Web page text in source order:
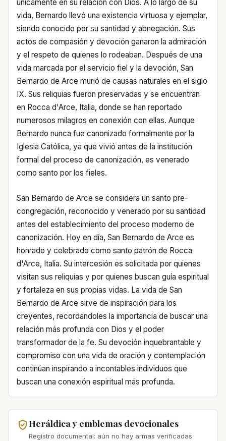
únicamente en su relación con Dios. A lo largo de su
vida, Bernardo llevó una existencia virtuosa y ejemplar,
siendo conocido por su santidad y abnegación. Sus
actos de compasión y devoción ganaron la admiración
y el respeto de quienes lo rodeaban. Después de una
vida marcada por el servicio fiel y la devoción, San
Bernardo de Arce murió de causas naturales en el siglo
IX. Sus reliquias fueron preservadas y se encuentran
en Rocca d'Arce, Italia, donde se han reportado
numerosos milagros en conexión con ellas. Aunque
Bernardo nunca fue canonizado formalmente por la
Iglesia Católica, ya que vivió antes de la institución
formal del proceso de canonización, es venerado
como santo por los fieles.
San Bernardo de Arce se considera un santo pre-
congregación, reconocido y venerado por su santidad
antes del establecimiento del proceso moderno de
canonización. Hoy en día, San Bernardo de Arce es
honrado y celebrado como santo patrón de Rocca
d'Arce, Italia. Su intercesión es solicitada por quienes
visitan sus reliquias y por quienes buscan guía espiritual
y fortaleza en sus propias vidas. La vida de San
Bernardo de Arce sirve de inspiración para los
creyentes, recordándoles la importancia de buscar una
relación más profunda con Dios y el poder
transformador de la fe. Su devoción inquebrantable y
compromiso con una vida de oración y contemplación
continúan inspirando a incontables individuos que
buscan una conexión espiritual más profunda.
Heráldica y emblemas devocionales
Registro documental: aún no hay armas verificadas